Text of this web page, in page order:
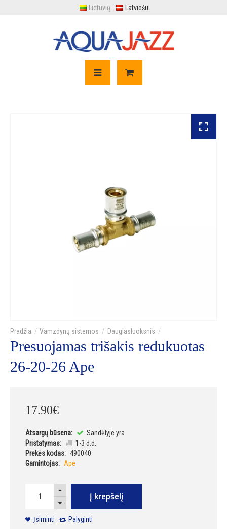
Lietuvių Latviešu
Vamzdynų sistemos Daugiasluoksnis
Presuojamas trišakis redukuotas
26-20-26 Ape
17.90€
Atsargų būsena:
Sandėlyje yra
Pristatymas:
1-3 d.d.
Prekės kodas: 490040
Gamintojas: Ape
Į krepšelį
Įsiminti Palyginti